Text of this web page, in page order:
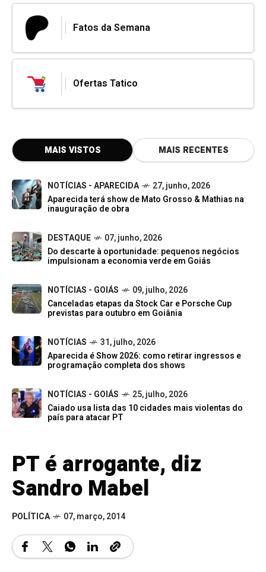
Fatos da Semana
Ofertas Tatico
MAIS VISTOS MAIS RECENTES
NOTÍCIAS - APARECIDA
27, junho, 2026
Aparecida terá show de Mato Grosso & Mathias na
inauguração de obra
DESTAQUE
07, junho, 2026
Do descarte à oportunidade: pequenos negócios
impulsionam a economia verde em Goiás
NOTÍCIAS - GOIÁS
09, julho, 2026
Canceladas etapas da Stock Car e Porsche Cup
previstas para outubro em Goiânia
NOTÍCIAS
31, julho, 2026
Aparecida é Show 2026: como retirar ingressos e
programação completa dos shows
NOTÍCIAS - GOIÁS
25, julho, 2026
Caiado usa lista das 10 cidades mais violentas do
país para atacar PT
PT é arrogante, diz
Sandro Mabel
POLÍTICA 07, março, 2014